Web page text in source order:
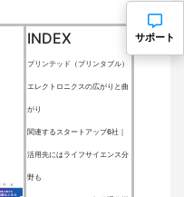
INDEX
プリンテッド（プリンタブル）
エレクトロニクスの広がりと曲
がり
関連するスタートアップ6社｜
活用先にはライフサイエンス分
野も
サポート